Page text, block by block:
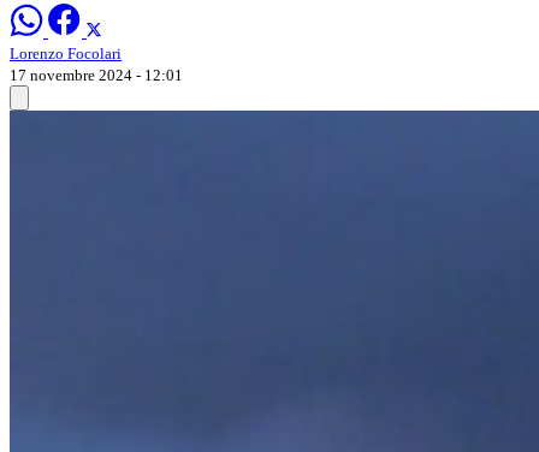
Lorenzo Focolari
17 novembre 2024 - 12:01